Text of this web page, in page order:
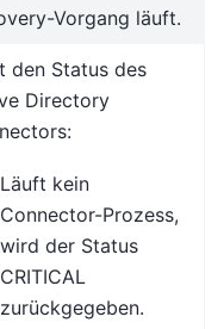
Vorgang läuft.
den Status des
Directory
Läuft kein
Connector-Prozess,
wird der Status
CRITICAL
zurückgegeben.